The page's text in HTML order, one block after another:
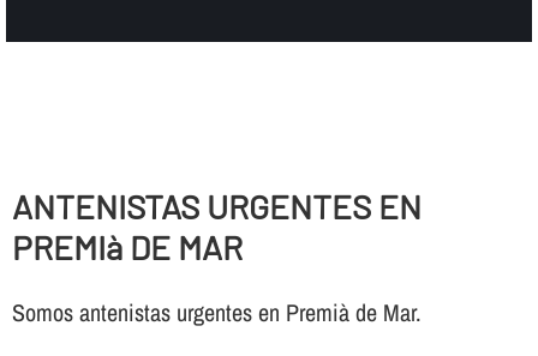
ANTENISTAS URGENTES EN
PREMIà DE MAR
Somos antenistas urgentes en Premià de Mar.